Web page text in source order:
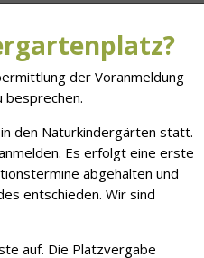
der Voranmeldung
besprechen.
den Naturkindergärten statt.
Es erfolgt eine erste
abgehalten und
entschieden. Wir sind
auf. Die Platzvergabe